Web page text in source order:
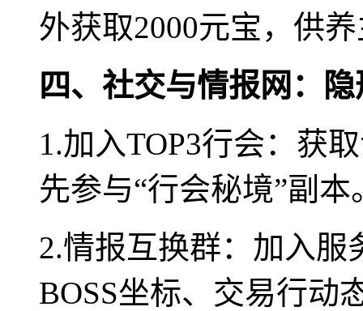
外获取2000元宝，供
四、社交与情报网：
1.加入TOP3行会：获
先参与“行会秘境”副本
2.情报互换群：加入
BOSS坐标、交易行动